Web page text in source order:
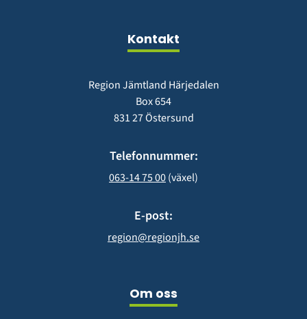
Kontakt
Region Jämtland Härjedalen
Box 654
831 27 Östersund
Telefonnummer:
063-14 75 00 (växel)
E-post:
region@regionjh.se
Om oss